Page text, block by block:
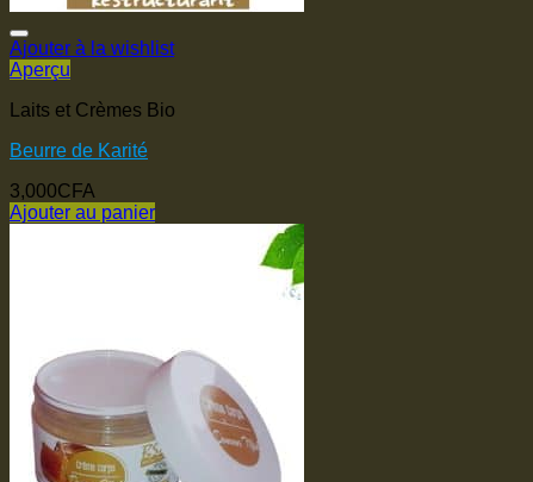
Ajouter à la wishlist
Aperçu
Laits et Crèmes Bio
Beurre de Karité
3,000CFA
Ajouter au panier